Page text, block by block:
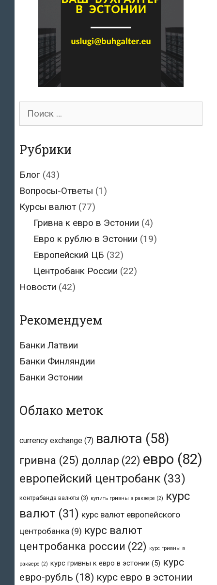
Поиск
Рубрики
Блог (43)
Вопросы-Ответы (1)
Курсы валют (77)
Гривна к евро в Эстонии (4)
Евро к рублю в Эстонии (19)
Европейский ЦБ (32)
Центробанк России (22)
Новости (42)
Рекомендуем
Банки Латвии
Банки Финляндии
Банки Эстонии
Облако меток
currency exchange (7) валюта (58)
гривна (25) доллар (22) евро (82)
европейский центробанк (33)
контрабанда валюты (3) купить гривны в раквере (2)
курс
валют (31) курс валют европейского
центробанка (9) курс валют
центробанка россии (22) курс гривны в
раквере (2) курс гривны к евро в эстонии (5) курс
евро-рубль (18) курс евро в эстонии